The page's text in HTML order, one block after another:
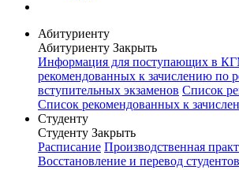
Абитуриенту
Абитуриенту Закрыть
Информация для поступающих в
рекомендованных к зачислению по
вступительных экзаменов Список
Список рекомендованных к
Студенту
Студенту Закрыть
Расписание Производственная
Восстановление и перевод студентов